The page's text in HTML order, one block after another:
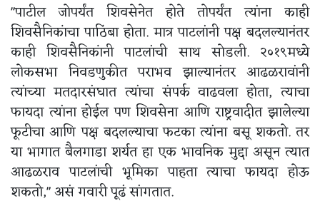
"पाटील जोपर्यंत शिवसेनेत होते तोपर्यंत त्यांना काही
शिवसैनिकांचा पाठिंबा होता. मात्र पाटलांनी पक्ष बदलल्यानंतर
काही शिवसैनिकांनी पाटलांची साथ सोडली. २०१९मध्ये
लोकसभा निवडणुकीत पराभव झाल्यानंतर आढळरावांनी
त्यांच्या मतदारसंघात त्यांचा संपर्क वाढवला होता, त्याचा
फायदा त्यांना होईल पण शिवसेना आणि राष्ट्रवादीत झालेल्या
फूटीचा आणि पक्ष बदलल्याचा फटका त्यांना बसू शकतो. तर
या भागात बैलगाडा शर्यत हा एक भावनिक मुद्दा असून त्यात
आढळराव पाटलांची भूमिका पाहता त्याचा फायदा होऊ
शकतो," असं गवारी पूढं सांगतात.